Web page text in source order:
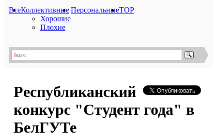
ВсеКоллективные
Хорошие
Плохие
ПерсональныеTOP
Республиканский
конкурс "Студент года" в
БелГУТе